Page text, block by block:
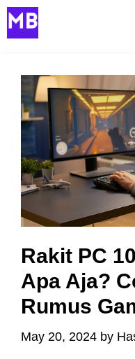
Skip
to
Rakit PC
Apa Aja?
Rumus
May 20, 2024 by